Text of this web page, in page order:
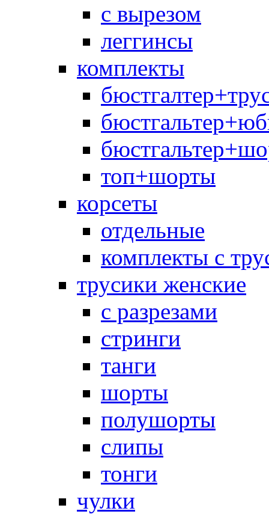
с вырезом
леггинсы
комплекты
топ+шорты
корсеты
отдельные
комплекты с
трусики женские
с разрезами
стринги
танги
шорты
полушорты
слипы
тонги
чулки